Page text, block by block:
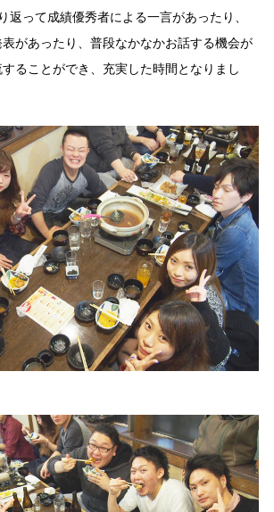
返って成績優秀者による一言があったり、
があったり、普段なかなかお話する機会が
ることができ、充実した時間となりまし